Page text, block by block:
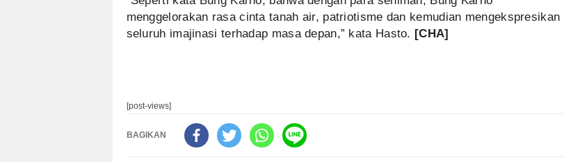
menggelorakan rasa cinta tanah air, patriotisme dan kemudian mengekspresikan
seluruh imajinasi terhadap masa depan,” kata Hasto. [CHA]
[post-views]
BAGIKAN